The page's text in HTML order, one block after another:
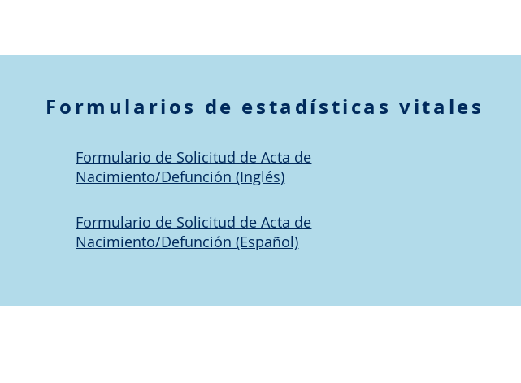
Formularios de estadísticas vitales
Formulario de Solicitud de Acta de
Nacimiento/Defunción (Inglés)
Formulario de Solicitud de Acta de
Nacimiento/Defunción (Español)